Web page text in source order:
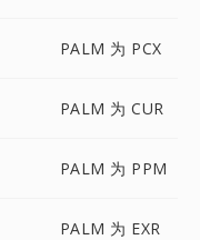
PALM 为 PCX
PALM 为 CUR
PALM 为 PPM
PALM 为 EXR